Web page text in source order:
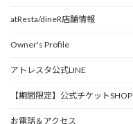
atResta/dineR店舗情報
Owner's Profile
アトレスタ公式LINE
【期間限定】公式チケットSHOP
お電話＆アクセス